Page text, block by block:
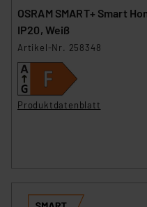
OSRAM SMART+ Smart
IP20, Weiß
Artikel-Nr. 258348
Produktdatenblatt